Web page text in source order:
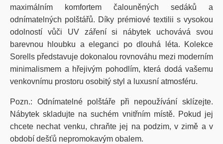
maximálním komfortem čalouněných sedáků a
odnímatelných polštářů. Díky prémiové textilii s vysokou
odolností vůči UV záření si nábytek uchovává svou
barevnou hloubku a eleganci po dlouhá léta. Kolekce
Sorells představuje dokonalou rovnováhu mezi moderním
minimalismem a hřejivým pohodlím, která dodá vašemu
venkovnímu prostoru osobitý styl a luxusní atmosféru.
Pozn.: Odnímatelné polštáře při nepoužívání sklízejte.
Nábytek skladujte na suchém vnitřním místě. Pokud jej
chcete nechat venku, chraňte jej na podzim, v zimě a v
období dešťů nepromokavým obalem.